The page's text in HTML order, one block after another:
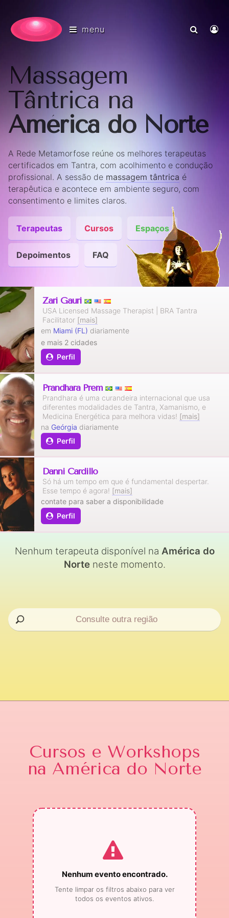
menu
Massagem
Tântrica na
América do Norte
A Rede Metamorfose reúne os melhores terapeutas
certificados em Tantra, com acolhimento e condução
profissional. A sessão de massagem tântrica é
terapêutica e acontece em ambiente seguro, com
consentimento e limites claros.
Terapeutas Cursos Espaços
Depoimentos FAQ
Zari Gauri
USA Licensed Massage Therapist | BRA Tantra
Facilitator [mais]
Perfil
em Miami (FL) diariamente
e mais 2 cidades
Prandhara Prem
Prandhara é uma curandeira internacional que usa
diferentes modalidades de Tantra, Xamanismo, e
Medicina Energética para melhora vidas! [mais]
Perfil
na Geórgia diariamente
Danni Cardillo
Só há um tempo em que é fundamental despertar.
Esse tempo é agora! [mais]
Perfil
contate para saber a disponibilidade
Nenhum terapeuta disponível na América do
Norteneste momento.
Cursos e Workshops
na América do Norte
Nenhum evento encontrado.
Tente limpar os filtros abaixo para ver
todos os eventos ativos.